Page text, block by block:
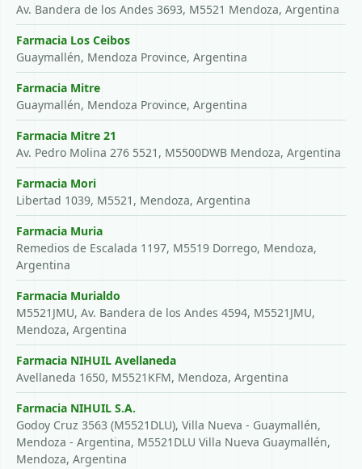
Av. Bandera de los Andes 3693, M5521 Mendoza, Argentina
Farmacia Los Ceibos
Guaymallén, Mendoza Province, Argentina
Farmacia Mitre
Guaymallén, Mendoza Province, Argentina
Farmacia Mitre 21
Av. Pedro Molina 276 5521, M5500DWB Mendoza, Argentina
Farmacia Mori
Libertad 1039, M5521, Mendoza, Argentina
Farmacia Muria
Remedios de Escalada 1197, M5519 Dorrego, Mendoza,
Argentina
Farmacia Murialdo
M5521JMU, Av. Bandera de los Andes 4594, M5521JMU,
Mendoza, Argentina
Farmacia NIHUIL Avellaneda
Avellaneda 1650, M5521KFM, Mendoza, Argentina
Farmacia NIHUIL S.A.
Godoy Cruz 3563 (M5521DLU), Villa Nueva - Guaymallén,
Mendoza - Argentina, M5521DLU Villa Nueva Guaymallén,
Mendoza, Argentina